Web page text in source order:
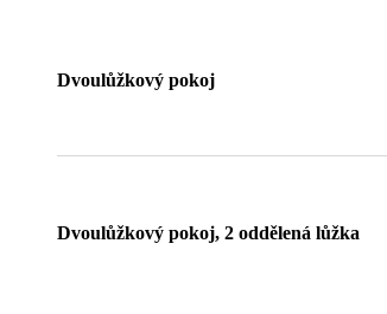
Dvoulůžkový pokoj
Dvoulůžkový pokoj, 2 oddělená lůžka